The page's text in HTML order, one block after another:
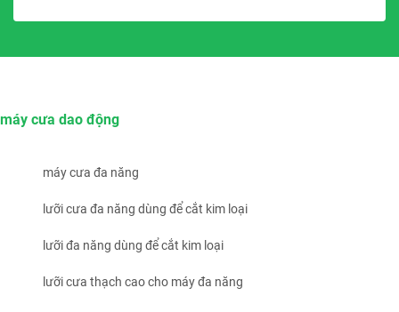
máy cưa dao động
máy cưa đa năng
lưỡi cưa đa năng dùng để cắt kim loại
lưỡi đa năng dùng để cắt kim loại
lưỡi cưa thạch cao cho máy đa năng